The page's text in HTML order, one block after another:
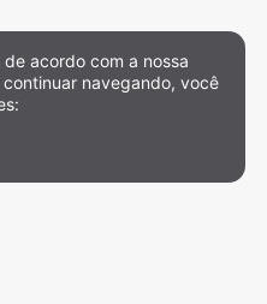
acordo com a nossa
continuar navegando, você